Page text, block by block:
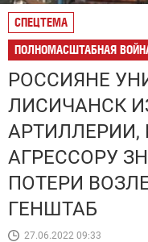
СПЕЦТЕМА
ПОЛНОМАСШТАБНАЯ
РОССИЯНЕ
ЛИСИЧАНСК
АРТИЛЛЕРИИ,
АГРЕССОРУ
ПОТЕРИ
ГЕНШТАБ
27.06.2022 09:33